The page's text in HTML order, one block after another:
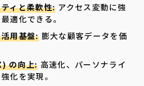
ィと柔軟性: アクセス変動に強
適化できる。
用基盤:膨大な顧客データを価
の向上: 高速化、パーソナライ
化を実現。